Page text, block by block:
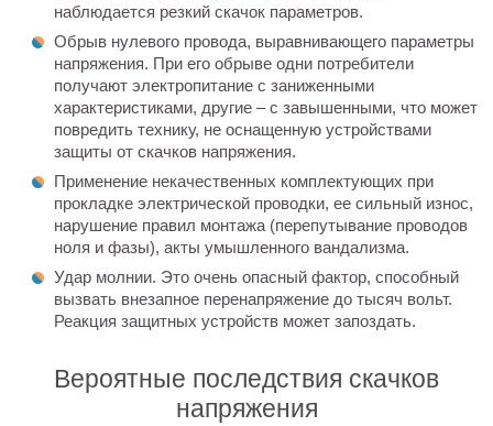
наблюдается резкий скачок параметров.
Обрыв нулевого провода, выравнивающего параметры
напряжения. При его обрыве одни потребители
получают электропитание с заниженными
характеристиками, другие – с завышенными, что может
повредить технику, не оснащенную устройствами
защиты от скачков напряжения.
Применение некачественных комплектующих при
прокладке электрической проводки, ее сильный износ,
нарушение правил монтажа (перепутывание проводов
ноля и фазы), акты умышленного вандализма.
Удар молнии. Это очень опасный фактор, способный
вызвать внезапное перенапряжение до тысяч вольт.
Реакция защитных устройств может запоздать.
Вероятные последствия скачков
напряжения